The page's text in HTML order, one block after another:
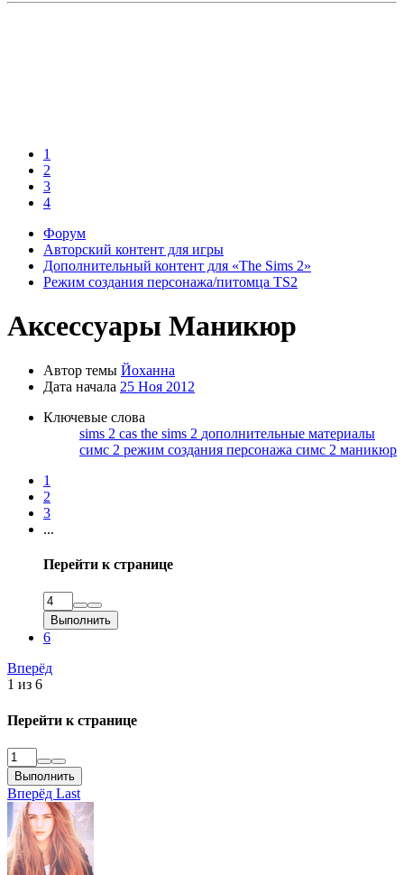
1
2
3
4
Форум
Авторский контент для игры
Дополнительный контент для «The Sims 2»
Режим создания персонажа/питомца TS2
Аксессуары Маникюр
Автор темы Йоханна
Дата начала 25 Ноя 2012
Ключевые слова
sims 2 cas the sims 2 дополнительные материалы
симс 2 режим создания персонажа симс 2 маникюр
1
2
3
...
Перейти к странице
Выполнить
6
Вперёд
1 из 6
Перейти к странице
Выполнить
Вперёд Last